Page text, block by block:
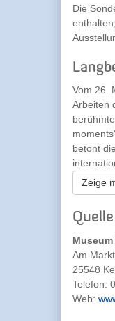
Die
enthalten;
Vom 26.
Arbeiten
betont
des
Fotograf
künstlich
dehnen
Künstler
Polen
Zeige
Quelle
Am
25548
Telefon:
Web: